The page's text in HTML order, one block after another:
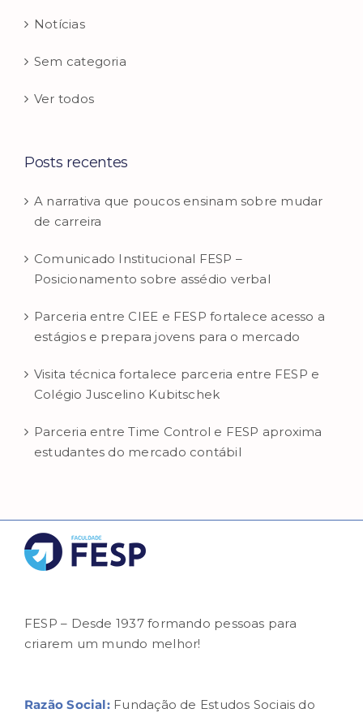
Notícias
Sem categoria
Ver todos
Posts recentes
A narrativa que poucos ensinam sobre mudar
de carreira
Comunicado Institucional FESP –
Posicionamento sobre assédio verbal
Parceria entre CIEE e FESP fortalece acesso a
estágios e prepara jovens para o mercado
Visita técnica fortalece parceria entre FESP e
Colégio Juscelino Kubitschek
Parceria entre Time Control e FESP aproxima
estudantes do mercado contábil
FESP – Desde 1937 formando pessoas para
criarem um mundo melhor!
Razão Social:Fundação de Estudos Sociais do